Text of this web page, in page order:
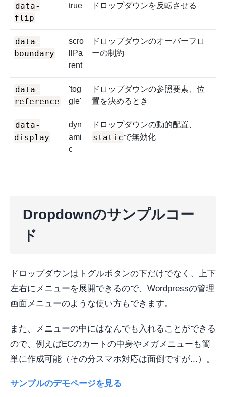
data-
flip
true ドロップダウンを反転させる
data-
boundary
scro
llPa
rent
ドロップダウンのオーバーフロ
ーの制約
data-
reference
'tog
gle'
ドロップダウンの参照要素、位
置を決めるとき
data-
display
dyn
ami
c
ドロップダウンの動的配置、
staticで無効化
Dropdownのサンプルコー
ド
ドロップダウンはトグルボタンの下だけでなく、上下
左右にメニューを展開できるので、Wordpressの管理
画面メニューのような使い方もできます。
また、メニューの中にはなんでも入れることができる
ので、例えばECのカートの中身やメガメニューも簡
単に作成可能（その分スマホ対応は面倒ですが...）。
サンプルのデモページを見る